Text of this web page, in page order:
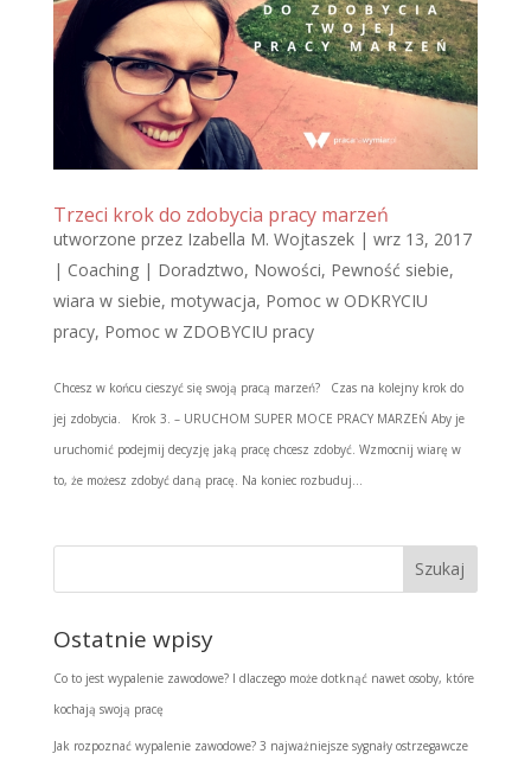
Trzeci krok do zdobycia pracy marzeń
utworzone przez Izabella M. Wojtaszek| wrz 13, 2017
| Coaching | Doradztwo, Nowości, Pewność siebie,
wiara w siebie, motywacja, Pomoc w ODKRYCIU
pracy, Pomoc w ZDOBYCIU pracy
Chcesz w końcu cieszyć się swoją pracą marzeń? Czas na kolejny krok do
jej zdobycia. Krok 3. – URUCHOM SUPER MOCE PRACY MARZEŃ Aby je
uruchomić podejmij decyzję jaką pracę chcesz zdobyć. Wzmocnij wiarę w
to, że możesz zdobyć daną pracę. Na koniec rozbuduj...
Ostatnie wpisy
Co to jest wypalenie zawodowe? I dlaczego może dotknąć nawet osoby, które
kochają swoją pracę
Jak rozpoznać wypalenie zawodowe? 3 najważniejsze sygnały ostrzegawcze